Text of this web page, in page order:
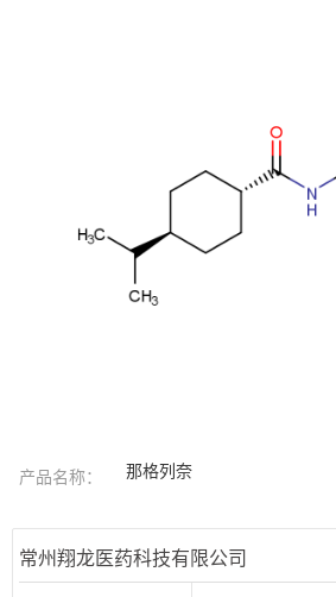
产品名称： 那格列奈
常州翔龙医药科技有限公司